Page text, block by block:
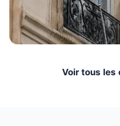
Voir tous